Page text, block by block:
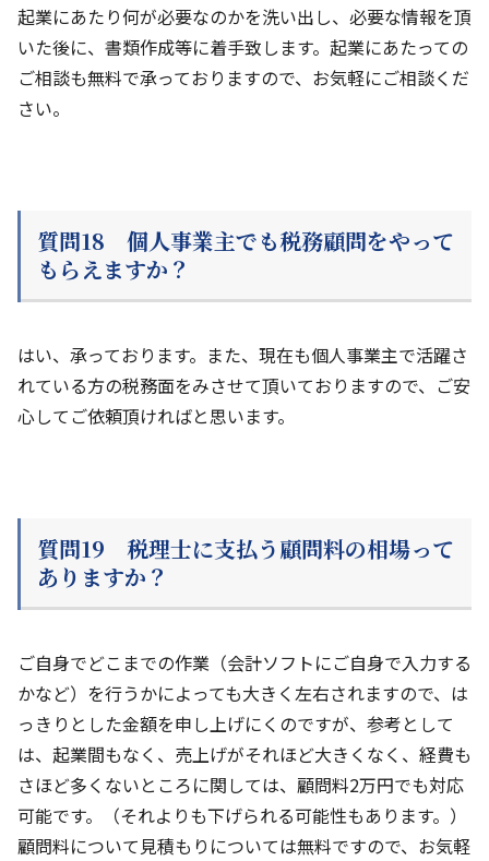
起業にあたり何が必要なのかを洗い出し、必要な情報を頂
いた後に、書類作成等に着手致します。起業にあたっての
ご相談も無料で承っておりますので、お気軽にご相談くだ
さい。
質問18 個人事業主でも税務顧問をやって
もらえますか？
はい、承っております。また、現在も個人事業主で活躍さ
れている方の税務面をみさせて頂いておりますので、ご安
心してご依頼頂ければと思います。
質問19 税理士に支払う顧問料の相場って
ありますか？
ご自身でどこまでの作業（会計ソフトにご自身で入力する
かなど）を行うかによっても大きく左右されますので、は
っきりとした金額を申し上げにくのですが、参考として
は、起業間もなく、売上げがそれほど大きくなく、経費も
さほど多くないところに関しては、顧問料2万円でも対応
可能です。（それよりも下げられる可能性もあります。）
顧問料について見積もりについては無料ですので、お気軽